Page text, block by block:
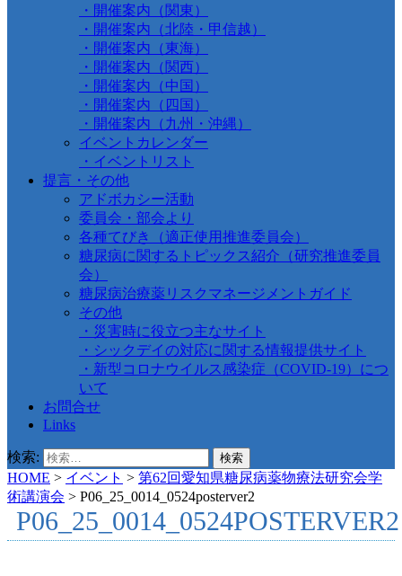
・開催案内（関東）
・開催案内（北陸・甲信越）
・開催案内（東海）
・開催案内（関西）
・開催案内（中国）
・開催案内（四国）
・開催案内（九州・沖縄）
イベントカレンダー
・イベントリスト
提言・その他
アドボカシー活動
委員会・部会より
各種てびき（適正使用推進委員会）
糖尿病に関するトピックス紹介（研究推進委員
会）
糖尿病治療薬リスクマネージメントガイド
その他
・災害時に役立つ主なサイト
・シックデイの対応に関する情報提供サイト
・新型コロナウイルス感染症（COVID-19）につ
いて
お問合せ
Links
検索:
HOME > イベント > 第62回愛知県糖尿病薬物療法研究会学
術講演会 > P06_25_0014_0524posterver2
P06_25_0014_0524POSTERVER2